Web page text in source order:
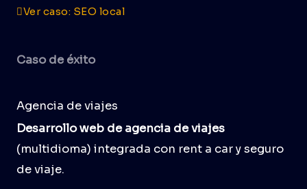
Ver caso: SEO local
Caso de éxito
Agencia de viajes
Desarrollo web de agencia de viajes
(multidioma) integrada con rent a car y seguro
de viaje.